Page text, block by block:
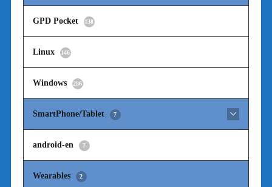
GPD Pocket 138
Linux 146
Windows 286
SmartPhone/Tablet 7
android-en 7
Wearables 2